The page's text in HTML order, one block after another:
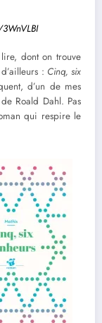
dont on trouve
: Cinq, six
d’un de mes
Roald Dahl. Pas
qui respire le